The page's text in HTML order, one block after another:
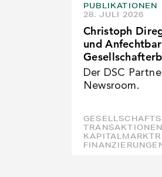
PUBLIKATIONEN
28. JULI 2026
Christoph
und
Der DSC
Newsroom.
TRANSAKTIONEN